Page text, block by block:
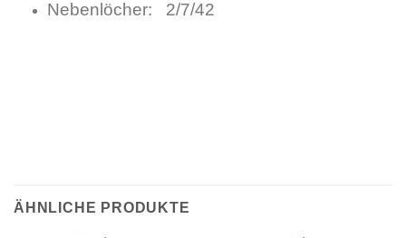
Nebenlöcher: 2/7/42
ÄHNLICHE PRODUKTE